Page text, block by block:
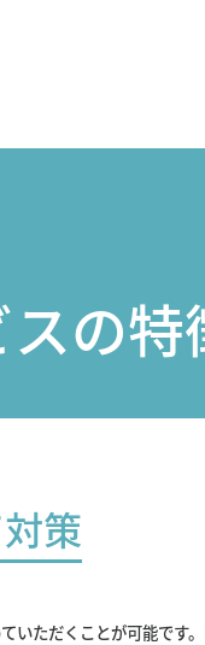
の特
策
いただくことが可能です。